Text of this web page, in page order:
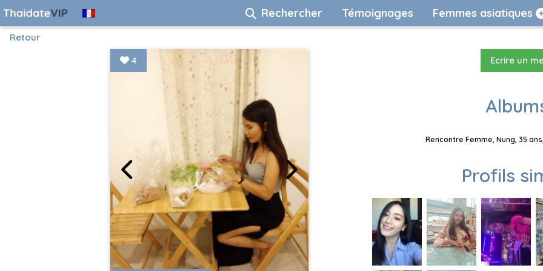
Rechercher Témoignages Femmes asiatiques
Retour
4
Ecrire un
Rencontre Femme, Nung, 35
Profils